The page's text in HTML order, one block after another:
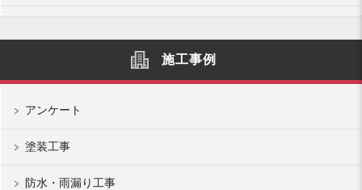
施工事例
アンケート
塗装工事
防水・雨漏り工事